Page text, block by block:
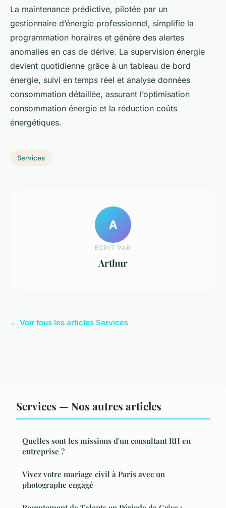
La maintenance prédictive, pilotée par un
gestionnaire d’énergie professionnel, simplifie la
programmation horaires et génère des alertes
anomalies en cas de dérive. La supervision énergie
devient quotidienne grâce à un tableau de bord
énergie, suivi en temps réel et analyse données
consommation détaillée, assurant l’optimisation
consommation énergie et la réduction coûts
énergétiques.
Services
A
ECRIT PAR
Arthur
← Voir tous les articles Services
Services — Nos autres articles
Quelles sont les missions d'un consultant RH en
entreprise ?
Vivez votre mariage civil à Paris avec un
photographe engagé